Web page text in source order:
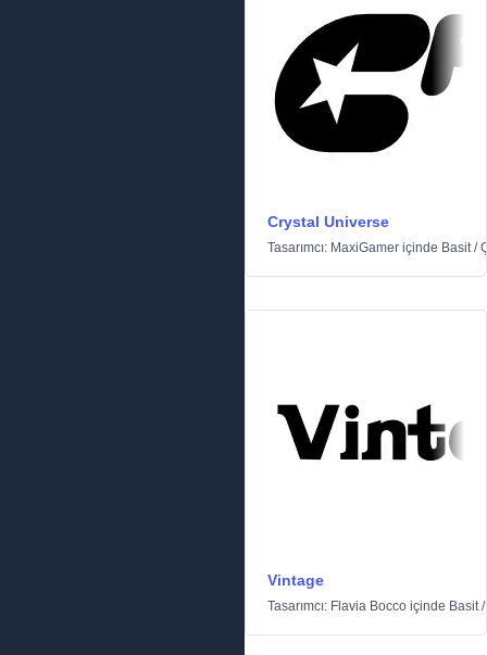
Crystal Universe
Tasarımcı: MaxiGamer içinde Basit/
Vintage
Tasarımcı: Flavia Bocco içinde Basit/